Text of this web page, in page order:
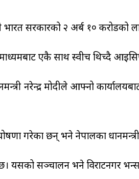
सरकारको २ अर्ब १० करोडको
एकै साथ स्वीच थिच्दै
नरेन्द्र मोदीले आफ्नो
गरेका छन् भने नेपालका
यसको सञ्चालन भने विराटनगर